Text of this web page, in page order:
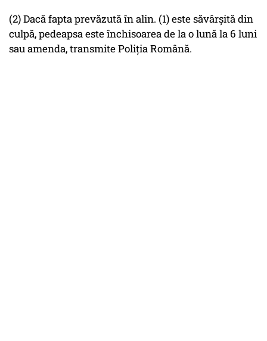
(2) Dacă fapta prevăzută în alin. (1) este săvârșită din
culpă, pedeapsa este închisoarea de la o lună la 6 luni
sau amenda, transmite Poliţia Română.